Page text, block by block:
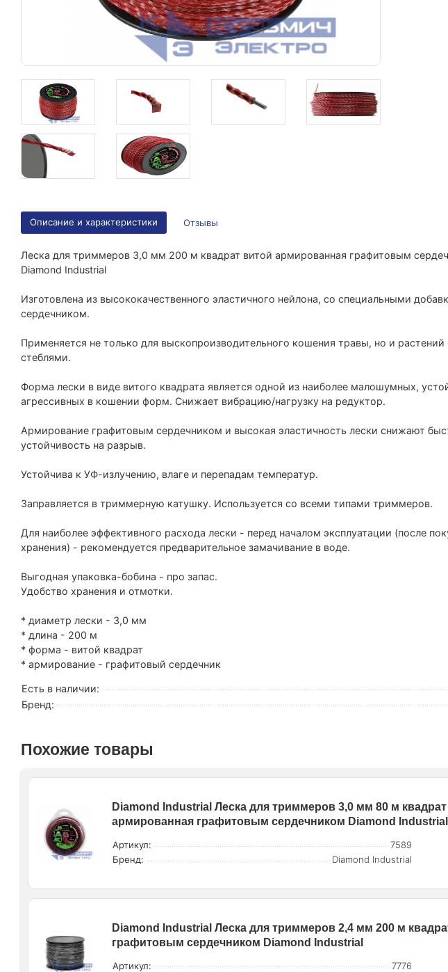
Описание и характеристики Отзывы
Леска для триммеров 3,0 мм 200 м квадрат витой армированная графитовым
Diamond Industrial
Изготовлена из высококачественного эластичного нейлона, со специальными
сердечником.
Применяется не только для выскопроизводительного кошения травы, но и
стеблями.
Форма лески в виде витого квадрата является одной из наиболее малошумных,
агрессивных в кошении форм. Снижает вибрацию/нагрузку на редуктор.
Армирование графитовым сердечником и высокая эластичность лески снижают
устойчивость на разрыв.
Устойчива к УФ-излучению, влаге и перепадам температур.
Заправляется в триммерную катушку. Используется со всеми типами триммеров.
Для наиболее эффективного расхода лески - перед началом эксплуатации (после
хранения) - рекомендуется предварительное замачивание в воде.
Выгодная упаковка-бобина - про запас.
Удобство хранения и отмотки.
* диаметр лески - 3,0 мм
* длина - 200 м
* форма - витой квадрат
* армирование - графитовый сердечник
Есть в наличии:
Бренд:
Похожие товары
Diamond Industrial Леска для триммеров 3,0 мм 80 м
армированная графитовым сердечником Diamond Industrial
Артикул:
7589
Бренд:
Diamond Industrial
Diamond Industrial Леска для триммеров 2,4 мм 200 м
графитовым сердечником Diamond Industrial
Артикул:
7776